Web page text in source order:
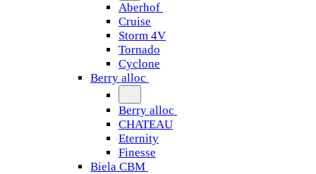
Aberhof
Cruise
Storm 4V
Tornado
Сyclone
Berry alloc
Berry alloc
CHATEAU
Eternity
Finesse
Biela CBM